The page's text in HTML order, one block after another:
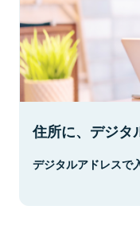
住所に、デジタ
デジタルアドレスで